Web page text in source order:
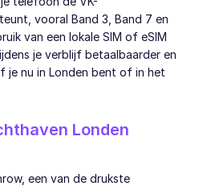
vooral Band 3, Band 7 en
van een lokale SIM of eSIM
je verblijf betaalbaarder en
je nu in Londen bent of in het
Londen
een van de drukste